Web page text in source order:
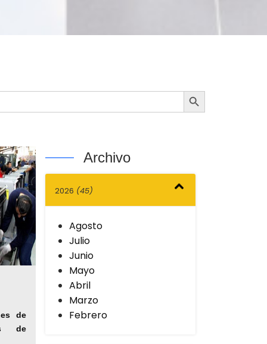
Botón de búsqueda
de
de
Archivo
2026 (45)
Agosto
Julio
Junio
Mayo
Abril
Marzo
Febrero